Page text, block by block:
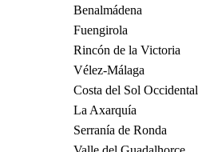
Benalmádena
Fuengirola
Rincón de la Victoria
Vélez-Málaga
Costa del Sol Occidental
La Axarquía
Serranía de Ronda